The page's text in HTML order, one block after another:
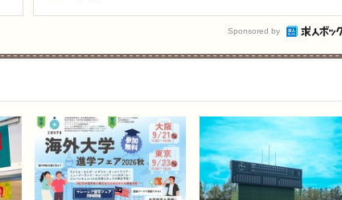
Sponsored by